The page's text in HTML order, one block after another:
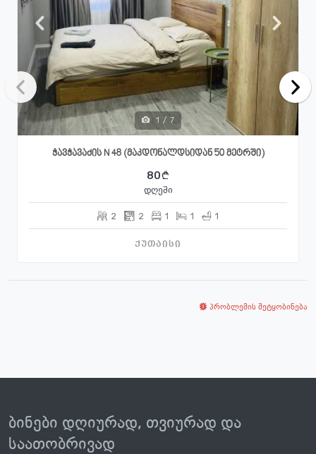
1 / 7
ჭავჭავაძის N 48 (მაკდონალდსიდან 50 მეტრში)
80
დღეში
2 2 1 1 1
ქუთაისი
პრობლემის შეტყობინება
ბინები დღიურად, თვიურად და
საათობრივად